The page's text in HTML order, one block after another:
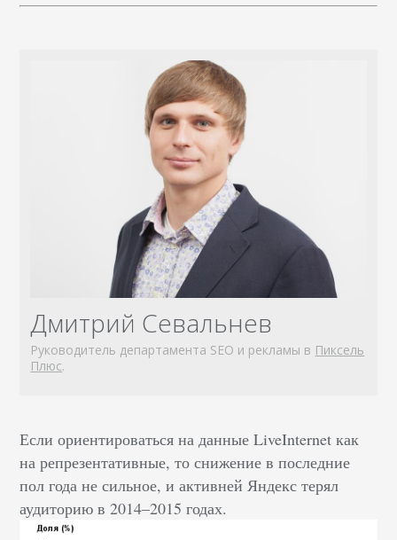
Дмитрий Севальнев
Руководитель департамента SEO и рекламы в Пиксель
Плюс.
Если ориентироваться на данные LiveInternet как
на репрезентативные, то снижение в последние
пол года не сильное, и активней Яндекс терял
аудиторию в 2014–2015 годах.